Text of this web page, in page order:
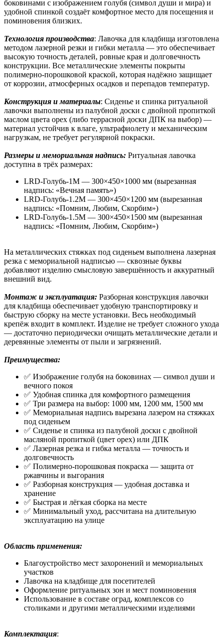
боковинами с изображением голубя (символ души и мира) и
удобной спинкой создаёт комфортное место для посещения и
поминовения близких.
Технология производства: Лавочка для кладбища изготовлена
методом лазерной резки и гибки металла — это обеспечивает
высокую точность деталей, ровные края и долговечность
конструкции. Все металлические элементы покрыты
полимерно-порошковой краской, которая надёжно защищает
от коррозии, атмосферных осадков и перепадов температур.
Конструкция и материалы: Сиденье и спинка ритуальной
лавочки выполнены из палубной доски с двойной пропиткой
маслом цвета орех (либо террасной доски ДПК на выбор) —
материал устойчив к влаге, ультрафиолету и механическим
нагрузкам, не требует регулярной покраски.
Размеры и мемориальная надпись: Ритуальная лавочка
доступна в трёх размерах:
LRD-Голубь-1М — 300×450×1000 мм (вырезанная
надпись: «Вечная память»)
LRD-Голубь-1.2М — 300×450×1200 мм (вырезанная
надпись: «Помним, Любим, Скорбим»)
LRD-Голубь-1.5М — 300×450×1500 мм (вырезанная
надпись: «Помним, Любим, Скорбим»)
На металлических стяжках под сиденьем выполнена лазерная
резка с мемориальной надписью — сквозные буквы
добавляют изделию смысловую завершённость и аккуратный
внешний вид.
Монтаж и эксплуатация: Разборная конструкция лавочки
для кладбища обеспечивает удобную транспортировку и
быструю сборку на месте установки. Весь необходимый
крепёж входит в комплект. Изделие не требует сложного ухода
— достаточно периодически очищать металлические детали и
деревянные элементы от пыли и загрязнений.
Преимущества:
✅ Изображение голубя на боковинах — символ души и
вечного покоя
✅ Удобная спинка для комфортного размещения
✅ Три размера на выбор: 1000 мм, 1200 мм, 1500 мм
✅ Мемориальная надпись вырезана лазером на стяжках
под сиденьем
✅ Сиденье и спинка из палубной доски с двойной
масляной пропиткой (цвет орех) или ДПК
✅ Лазерная резка и гибка металла — точность и
долговечность
✅ Полимерно-порошковая покраска — защита от
ржавчины и выгорания
✅ Разборная конструкция — удобная доставка и
хранение
✅ Быстрая и лёгкая сборка на месте
✅ Минимальный уход, рассчитана на длительную
эксплуатацию на улице
Область применения:
Благоустройство мест захоронений и мемориальных
участков
Лавочка на кладбище для посетителей
Оформление ритуальных зон и мест поминовения
Использование в составе оград, комплексов со
столиками и другими металлическими изделиями
Комплектация: